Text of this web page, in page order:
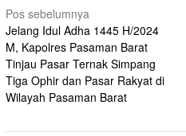
Navigasi
pos
Pos sebelumnya
Jelang Idul Adha 1445 H/2024
M, Kapolres Pasaman Barat
Tinjau Pasar Ternak Simpang
Tiga Ophir dan Pasar Rakyat di
Wilayah Pasaman Barat